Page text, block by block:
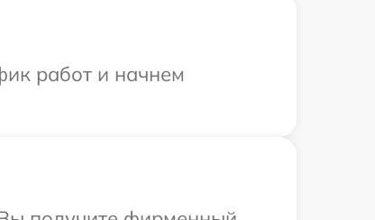
работ и начнем